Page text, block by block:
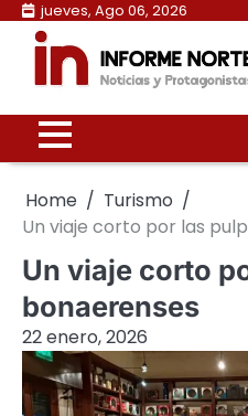
Skip
content
jueves, Ago 06, 2026
Home
Turismo
Un viaje corto por las
Un viaje corto
bonaerenses
22 enero, 2026